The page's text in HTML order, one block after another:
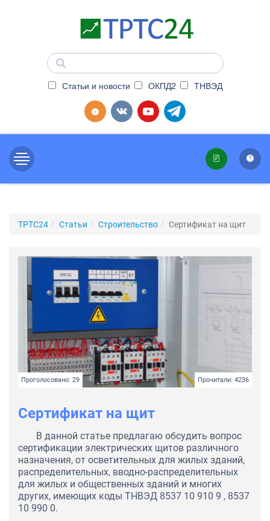
Статьи и новости ОКПД2 ТНВЭД
ТРТС24 Статьи Строительство Сертификат на щит
Проголосовано: 29 Прочитали: 4236
Сертификат на щит
В данной статье предлагаю обсудить вопрос
сертификации электрических щитов различного
назначения, от осветительных для жилых зданий,
распределительных, вводно-распределительных
для жилых и общественных зданий и многих
других, имеющих коды ТНВЭД 8537 10 910 9 , 8537
10 990 0.